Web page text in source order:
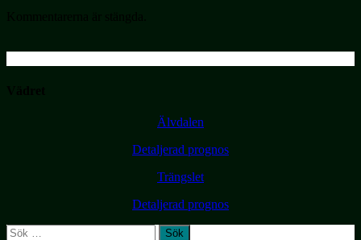
Älvdalen
Detaljerad prognos
Trängslet
Detaljerad prognos
Sök